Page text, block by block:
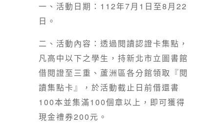
一、活動日期：112年7月1日至8月22
日。
二、活動內容：透過閱讀認證卡集點，
凡高中以下之學生，持新北市立圖書館
借閱證至三重、蘆洲區各分館領取『閱
讀集點卡』，於活動截止日前借還書
100本並集滿100個章以上，即可獲得
現金禮券200元。